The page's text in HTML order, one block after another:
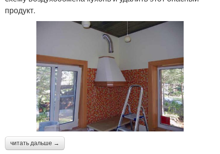
продукт.
читать дальше →